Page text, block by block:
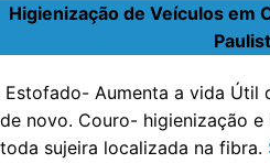
Higienização de Veículos em
Estofado- Aumenta a vida Útil
de novo. Couro- higienização
toda sujeira localizada na fibra.